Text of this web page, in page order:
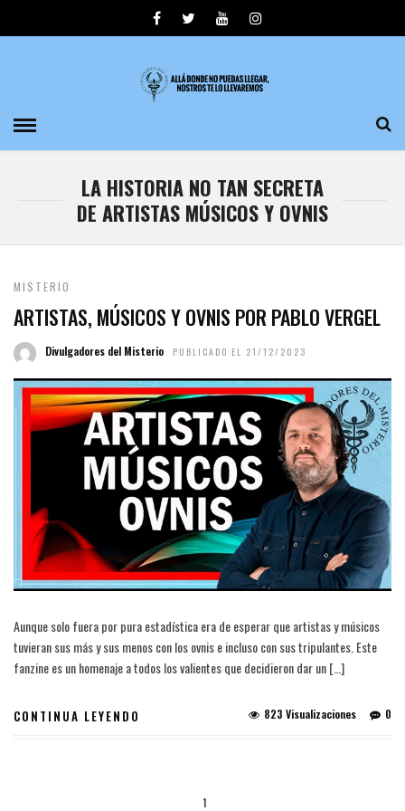
LA HISTORIA NO TAN SECRETA
DE ARTISTAS MÚSICOS Y OVNIS
MISTERIO
ARTISTAS, MÚSICOS Y OVNIS POR PABLO VERGEL
Divulgadores del Misterio PUBLICADO EL 21/12/2023
Aunque solo fuera por pura estadística era de esperar que artistas y músicos
tuvieran sus más y sus menos con los ovnis e incluso con sus tripulantes. Este
fanzine es un homenaje a todos los valientes que decidieron dar un […]
CONTINUA LEYENDO 0
823 Visualizaciones
1